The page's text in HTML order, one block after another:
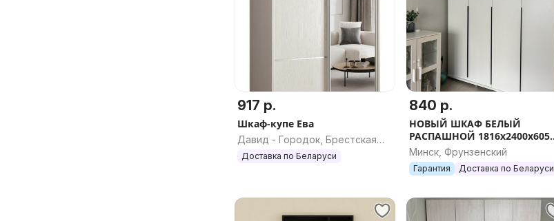
917 р.
Шкаф-купе Ева
Давид - Городок, Брестская
обл.
Доставка по Беларуси
840 р.
НОВЫЙ ШКАФ БЕЛЫЙ
РАСПАШНОЙ 1816х2400х605
(ВОЗМОЖЕН ВЫБОР
НАПОЛНЕНИЯ/РАЗМЕРА/
ЦВЕТА)
Минск, Фрунзенский
Гарантия Доставка по Беларуси